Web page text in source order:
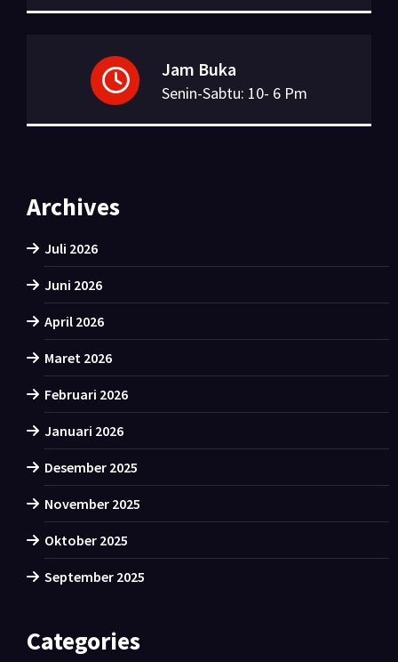
Jam Buka
Senin-Sabtu: 10- 6 Pm
Archives
Juli 2026
Juni 2026
April 2026
Maret 2026
Februari 2026
Januari 2026
Desember 2025
November 2025
Oktober 2025
September 2025
Categories